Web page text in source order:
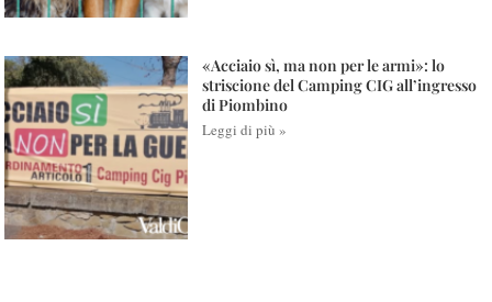
«Acciaio sì, ma non per le armi»: lo
striscione del Camping CIG all’ingresso
di Piombino
Leggi di più »